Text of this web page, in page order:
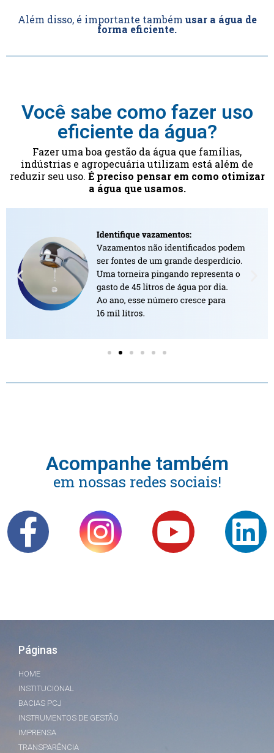
Além disso, é importante também usar a água de
forma eficiente.
Você sabe como fazer uso
eficiente da água?
Fazer uma boa gestão da água que famílias,
indústrias e agropecuária utilizam está além de
reduzir seu uso. É preciso pensar em como otimizar
a água que usamos.
Acompanhe também
em nossas redes sociais!
Páginas
HOME
INSTITUCIONAL
BACIAS PCJ
INSTRUMENTOS DE GESTÃO
IMPRENSA
TRANSPARÊNCIA